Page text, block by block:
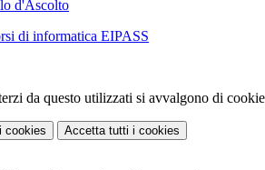
d'Ascolto
di informatica EIPASS
da questo utilizzati si avvalgono di
i cookies Accetta tutti i cookies